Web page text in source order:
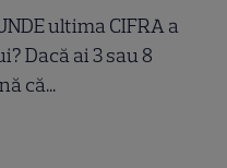
ultima CIFRA a
Dacă ai 3 sau 8
că...